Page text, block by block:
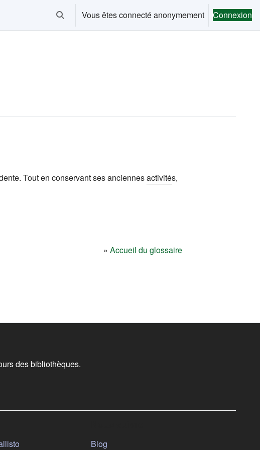
Activer/désactiver la saisie de recherche
Vous êtes connecté anonymement Connexion
Tout en conservant ses anciennesactivités,
» Accueil du glossaire
des bibliothèques.
Blog(s'ouvre dans un nouvel onglet)